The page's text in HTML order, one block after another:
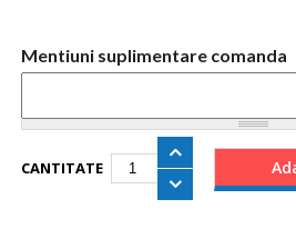
Mentiuni suplimentare comanda
CANTITATE